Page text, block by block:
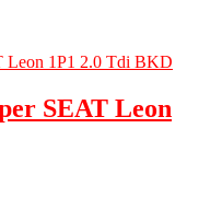
SEAT Leon